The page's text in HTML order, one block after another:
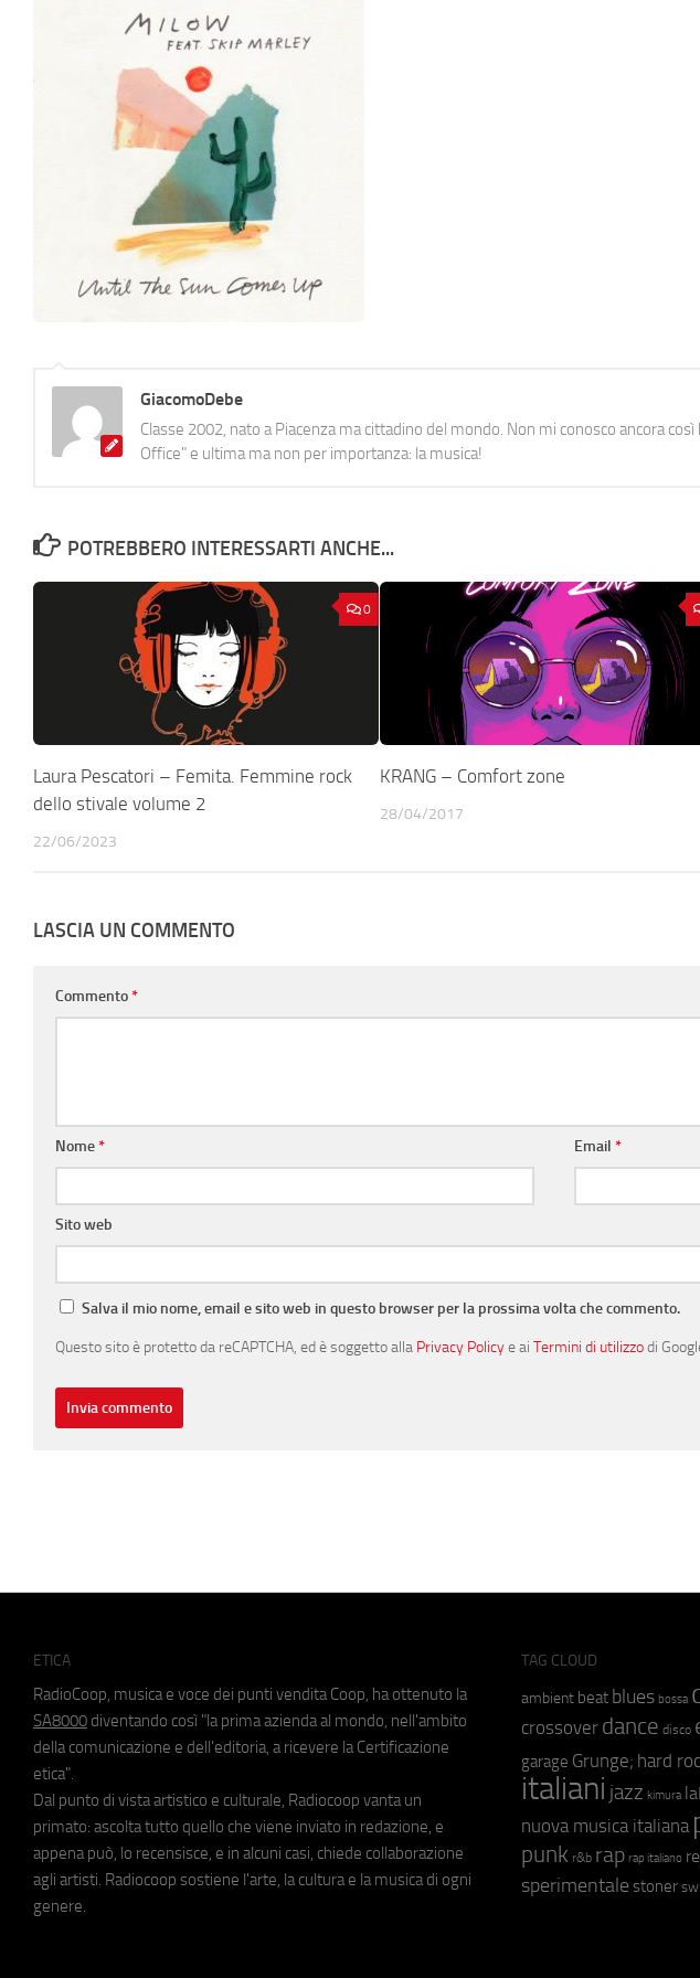
GiacomoDebe
Classe 2002, nato a Piacenza ma cittadino del mondo. Non mi conosco ancora
Office" e ultima ma non per importanza: la musica!
POTREBBERO INTERESSARTI ANCHE...
0
Laura Pescatori – Femita. Femmine rock
dello stivale volume 2
22/06/2023
KRANG – Comfort zone
28/04/2017
LASCIA UN COMMENTO
Commento*
Nome* Email*
Sito web
Salva il mio nome, email e sito web in questo browser per la prossima volta che commento.
Questo sito è protetto da reCAPTCHA, ed è soggetto alla Privacy Policye ai Termini di utilizzodi
ETICA
RadioCoop, musica e voce dei punti vendita Coop, ha ottenuto la
SA8000 diventando così "la prima azienda al mondo, nell'ambito
della comunicazione e dell'editoria, a ricevere la Certificazione
etica".
Dal punto di vista artistico e culturale, Radiocoop vanta un
primato: ascolta tutto quello che viene inviato in redazione, e
appena può, lo recensisce, e in alcuni casi, chiede collaborazione
agli artisti. Radiocoop sostiene l'arte, la cultura e la musica di ogni
genere.
TAG CLOUD
ambient beat blues bossa
crossover dance disco
garage Grunge; hard
italiani jazz kimura
nuova musica italiana
punk r&b rap rap italiano
sperimentale stoner